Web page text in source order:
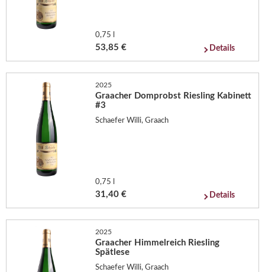
0,75 l
53,85 € Details
2025
Graacher Domprobst Riesling Kabinett
#3
Schaefer Willi, Graach
0,75 l
31,40 € Details
2025
Graacher Himmelreich Riesling
Spätlese
Schaefer Willi, Graach